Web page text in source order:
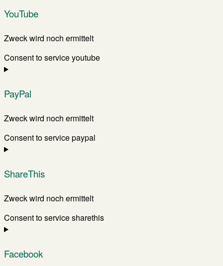
YouTube
Zweck wird noch ermittelt
Consent to service youtube
PayPal
Zweck wird noch ermittelt
Consent to service paypal
ShareThis
Zweck wird noch ermittelt
Consent to service sharethis
Facebook